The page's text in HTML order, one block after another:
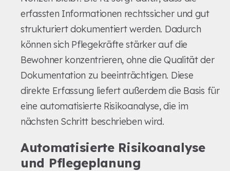
erfassten Informationen rechtssicher und gut
strukturiert dokumentiert werden. Dadurch
können sich Pflegekräfte stärker auf die
Bewohner konzentrieren, ohne die Qualität der
Dokumentation zu beeinträchtigen. Diese
direkte Erfassung liefert außerdem die Basis für
eine automatisierte Risikoanalyse, die im
nächsten Schritt beschrieben wird.
Automatisierte Risikoanalyse
und Pflegeplanung